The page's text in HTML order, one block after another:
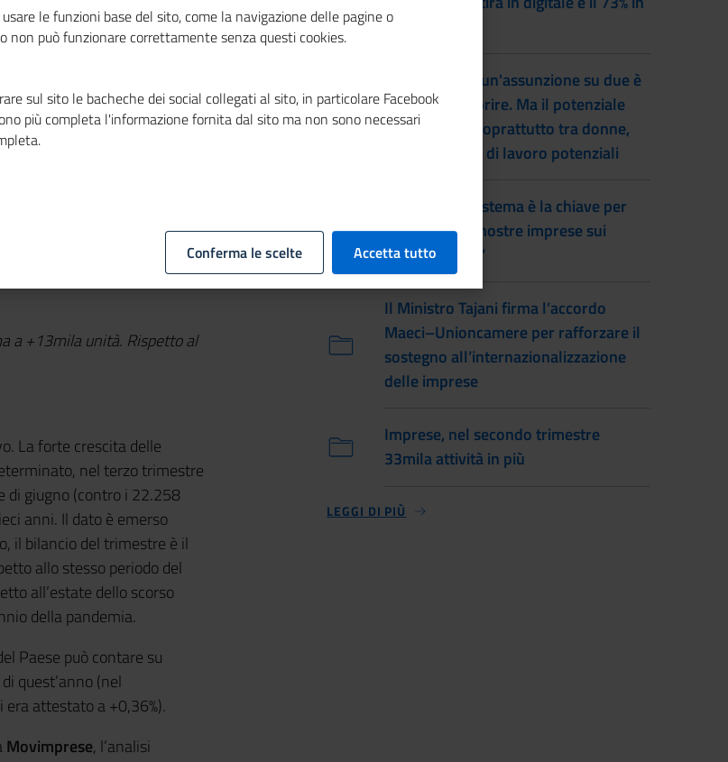
a +13mila unità. Rispetto al
La forte crescita delle
nel terzo trimestre
di giugno (contro i 22.258
anni. Il dato è emerso
il bilancio del trimestre è il
allo stesso periodo del
all’estate dello scorso
della pandemia.
Paese può contare su
quest’anno (nel
attestato a +0,36%).
Movimprese, l’analisi
green
Lavoro, quasi un'assunzione su due è
difficile da coprire. Ma il potenziale
inutilizzato è soprattutto tra donne,
inattivi e forze di lavoro potenziali
Prete: “Fare sistema è la chiave per
far vincere le nostre imprese sui
mercati esteri”
Il Ministro Tajani firma l’accordo
Maeci–Unioncamere per rafforzare il
sostegno all’internazionalizzazione
delle imprese
Imprese, nel secondo trimestre
33mila attività in più
LEGGI DI PIÙ
le funzioni base del sito, come la navigazione delle pagine o
non può funzionare correttamente senza questi cookies.
sul sito le bacheche dei social collegati al sito, in particolare Facebook
più completa l'informazione fornita dal sito ma non sono necessari
Conferma le scelte Accetta tutto